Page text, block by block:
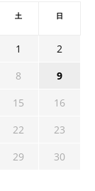
土 日
1
2
8
9
15
16
22
23
29
30